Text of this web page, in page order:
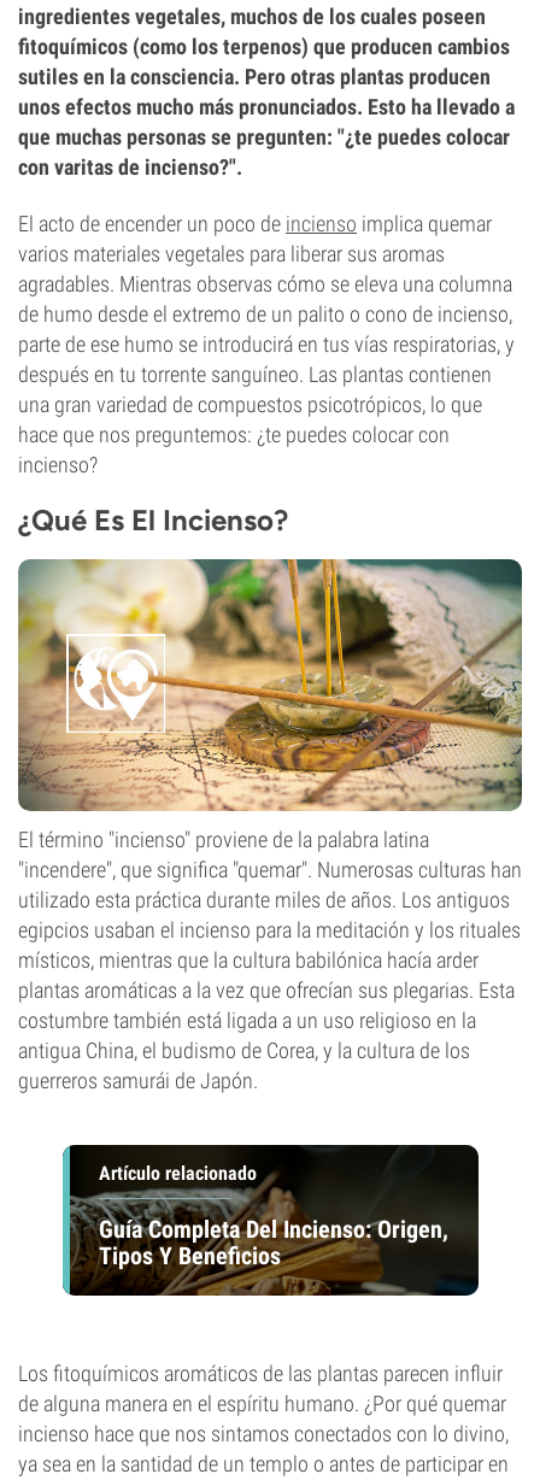
ingredientes vegetales, muchos de los cuales poseen
fitoquímicos (como los terpenos) que producen cambios
sutiles en la consciencia. Pero otras plantas producen
unos efectos mucho más pronunciados. Esto ha llevado a
que muchas personas se pregunten: "¿te puedes colocar
con varitas de incienso?".
El acto de encender un poco de incienso implica quemar
varios materiales vegetales para liberar sus aromas
agradables. Mientras observas cómo se eleva una columna
de humo desde el extremo de un palito o cono de incienso,
parte de ese humo se introducirá en tus vías respiratorias, y
después en tu torrente sanguíneo. Las plantas contienen
una gran variedad de compuestos psicotrópicos, lo que
hace que nos preguntemos: ¿te puedes colocar con
incienso?
¿Qué Es El Incienso?
El término "incienso" proviene de la palabra latina
"incendere", que significa "quemar". Numerosas culturas han
utilizado esta práctica durante miles de años. Los antiguos
egipcios usaban el incienso para la meditación y los rituales
místicos, mientras que la cultura babilónica hacía arder
plantas aromáticas a la vez que ofrecían sus plegarias. Esta
costumbre también está ligada a un uso religioso en la
antigua China, el budismo de Corea, y la cultura de los
guerreros samurái de Japón.
Artículo relacionado
Guía Completa Del Incienso: Origen,
Tipos Y Beneficios
Los fitoquímicos aromáticos de las plantas parecen influir
de alguna manera en el espíritu humano. ¿Por qué quemar
incienso hace que nos sintamos conectados con lo divino,
ya sea en la santidad de un templo o antes de participar en